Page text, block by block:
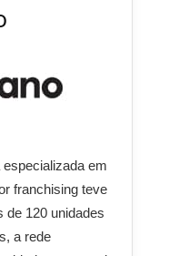
em
franchising teve
de 120 unidades
a rede